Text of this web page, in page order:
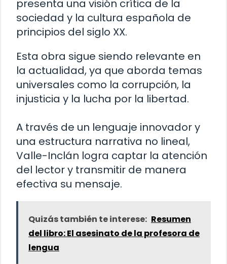
presenta una visión crítica de la
sociedad y la cultura española de
principios del siglo XX.
Esta obra sigue siendo relevante en
la actualidad, ya que aborda temas
universales como la corrupción, la
injusticia y la lucha por la libertad.
A través de un lenguaje innovador y
una estructura narrativa no lineal,
Valle-Inclán logra captar la atención
del lector y transmitir de manera
efectiva su mensaje.
Quizás también te interese: Resumen
del libro: El asesinato de la profesora de
lengua